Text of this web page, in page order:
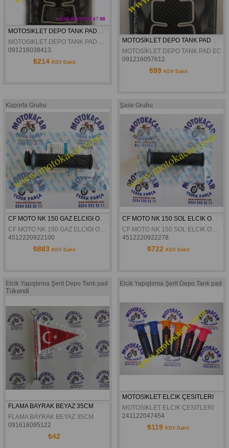
091216038413
₺214 KDV Dahil
MOTOSİKLET DEPO TANK PAD EC-
091216057612
₺99 KDV Dahil
Kaporta Grubu
CF MOTO NK 150 GAZ ELCIGI ORJINAL
CF MOTO NK 150 GAZ ELCIGI ORJINAL
4512220922100
₺883 KDV Dahil
Şase Grubu
4512220922278
₺722 KDV Dahil
Elcik Yapıştırma Şerit Depo Tank pad
Tükendi
FLAMA BAYRAK BEYAZ 35CM
FLAMA BAYRAK BEYAZ 35CM
091616095122
₺42
Elcik Yapıştırma Şerit Depo Tank pad
MOTOSIKLET ELCIK ÇESITLERI
MOTOSIKLET ELCIK ÇESITLERI
241122047454
₺119KDV Dahil